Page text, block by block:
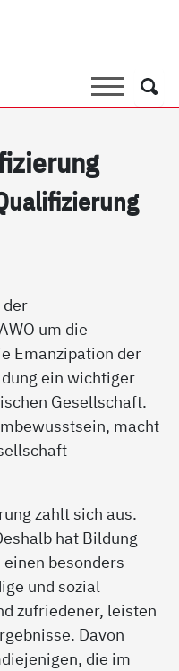
SucheSuche
der
um die
Emanzipation der
ein wichtiger
Gesellschaft.
macht
zahlt sich aus.
hat Bildung
besonders
und sozial
zufriedener, leisten
Davon
die im